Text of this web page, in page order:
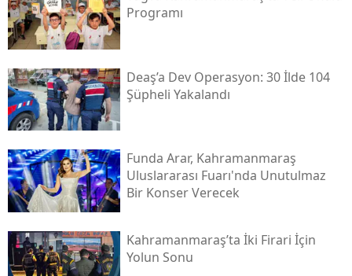
Programı
Deaş’a Dev Operasyon: 30 İlde 104
Şüpheli Yakalandı
Funda Arar, Kahramanmaraş
Uluslararası Fuarı'nda Unutulmaz
Bir Konser Verecek
Kahramanmaraş’ta İki Firari İçin
Yolun Sonu